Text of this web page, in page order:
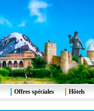
Offres spéciales Hôtels